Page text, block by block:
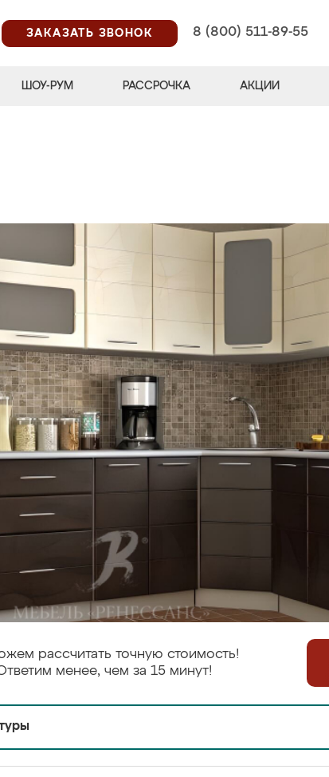
ЗАКАЗАТЬ ЗВОНОК
8 (800) 511-89-55
ШОУ-РУМ РАССРОЧКА АКЦИИ
рассчитать точную стоимость!
менее, чем за 15 минут!